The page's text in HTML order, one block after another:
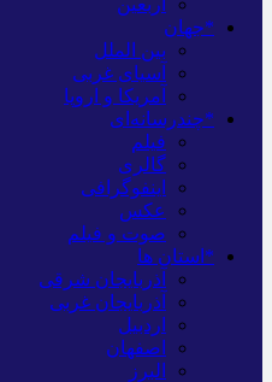
اربعین
*جهان
بین الملل
آسیای غربی
آمریکا و اروپا
*چندرسانه‌ای
فیلم
گالری
اینفوگرافی
عکس
صوت و فیلم
*استان ها
آذربایجان شرقی
آذربایجان غربی
اردبیل
اصفهان
البرز